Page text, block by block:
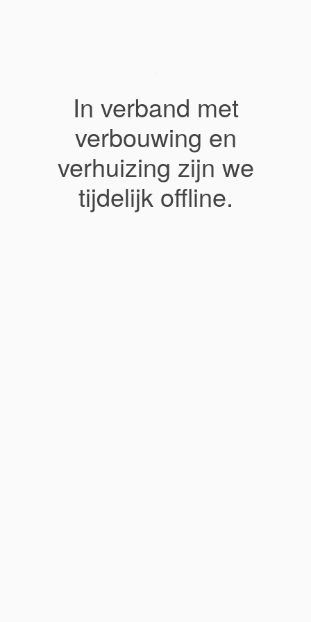
In verband met
verbouwing en
verhuizing zijn we
tijdelijk offline.